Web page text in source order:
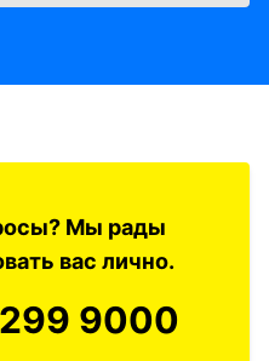
Мы рады
вас лично.
9000